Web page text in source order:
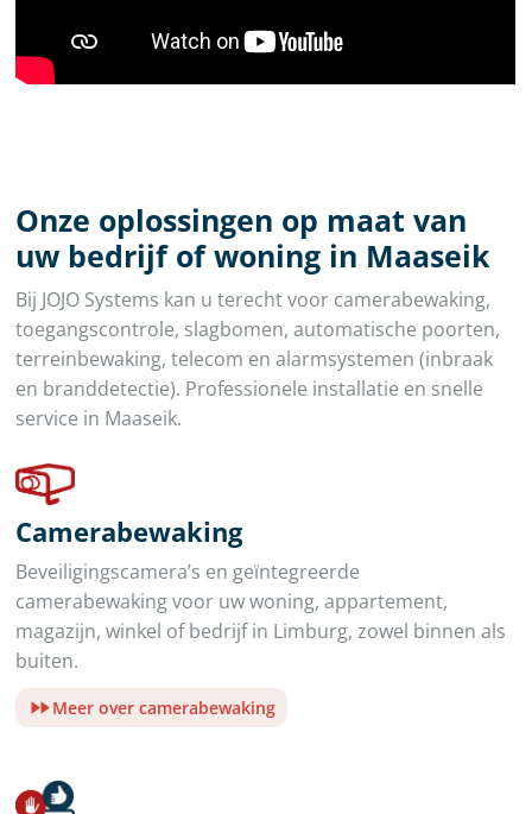
Onze oplossingen op maat van
uw bedrijf of woning in Maaseik
Bij JOJO Systems kan u terecht voor camerabewaking,
toegangscontrole, slagbomen, automatische poorten,
terreinbewaking, telecom en alarmsystemen (inbraak
en branddetectie). Professionele installatie en snelle
service in Maaseik.
Camerabewaking
Beveiligingscamera’s en geïntegreerde
camerabewaking voor uw woning, appartement,
magazijn, winkel of bedrijf in Limburg, zowel binnen als
buiten.
Meer over camerabewaking